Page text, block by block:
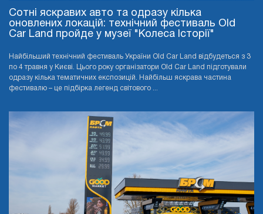
Сотні яскравих авто та одразу кілька
оновлених локацій: технічний фестиваль Old
Car Land пройде у музеї "Колеса Історії"
Найбільший технічний фестиваль України Old Car Land відбудеться з 3
по 4 травня у Києві. Цього року організатори Old Car Land підготували
одразу кілька тематичних експозицій. Найбільш яскрава частина
фестивалю – це підбірка легенд світового ...